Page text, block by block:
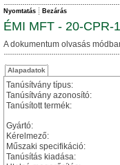
Nyomtatás Bezárás
ÉMI MFT - 20-CPR-
A dokumentum olvasás
Alapadatok
Tanúsítvány típus:
Tanúsítvány azonosító:
Tanúsított termék:
Gyártó:
Kérelmező:
Műszaki specifikáció:
Tanúsítás kiadása: